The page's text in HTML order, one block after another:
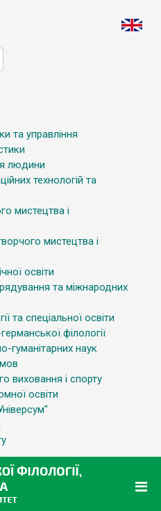
та управління
людини
технологій та
мистецтва і
мистецтва і
освіти
та міжнародних
та спеціальної освіти
філології
гуманітарних наук
виховання і спорту
освіти